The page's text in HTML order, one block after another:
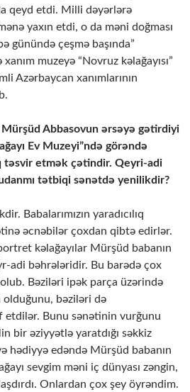
qeyd etdi. Milli dəyərlərə
yaxın etdi, o da məni doğması
günündə çeşmə başında”
muzeyə “Novruz kəlağayısı”
Azərbaycan xanımlarının
Mürşüd Abbasovun ərsəyə gətirdiyi
Ev Muzeyi”ndə görəndə
təsvir etmək çətindir. Qeyri-adi
tətbiqi sənətdə yenilikdir?
Babalarımızın yaradıcılıq
əcnəbilər çoxdan qibtə edirlər.
kəlağayılar Mürşüd babanın
adi bəhrələridir. Bu barədə çox
Bəziləri ipək parça üzərində
bəziləri də
etdilər. Bunu sənətinin vurğunu
bir əziyyətlə yaratdığı səkkiz
hədiyyə edəndə Mürşüd babanın
sevgim məni iç dünyası zəngin,
Onlardan çox şey öyrəndim.